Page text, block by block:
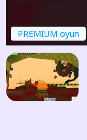
PREMIUM oyun